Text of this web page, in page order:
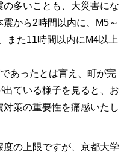
多いことも、大災害にな
から2時間以内に、M5～
また11時間以内にM4以上
あったとは言え、町が完
ている様子を見ると、お
策の重要性を痛感いたし
の上限ですが、京都大学